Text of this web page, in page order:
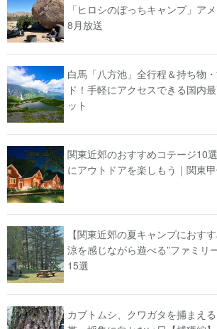
「ヒロシのぼっちキャンプ」ア
8月放送
白馬「八方池」全行程＆持ち物
ド！手軽にアクセスできる国内
ット
関東近郊のおすすめコテージ10
にアウトドアを楽しもう｜関東
【関東近郊の夏キャンプにおす
涼を感じながら遊べる”ファミリ
15選
カブトムシ、クワガタを捕まえ